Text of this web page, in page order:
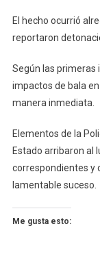
El hecho ocurrió
reportaron
Según las primeras
impactos de bala
manera inmediata.
Elementos de la
Estado arribaron al
correspondientes y
lamentable suceso.
Me gusta esto: